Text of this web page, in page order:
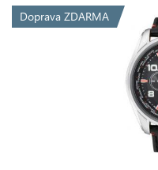
Doprava ZDARMA